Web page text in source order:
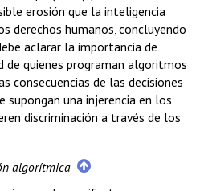
erosión que la inteligencia
derechos humanos, concluyendo
aclarar la importancia de
de quienes programan algoritmos
consecuencias de las decisiones
una injerencia en los
discriminación a través de los
algorítmica